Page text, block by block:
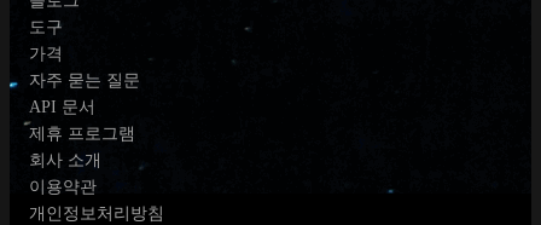
도구
가격
자주 묻는 질문
API 문서
제휴 프로그램
회사 소개
이용약관
개인정보처리방침